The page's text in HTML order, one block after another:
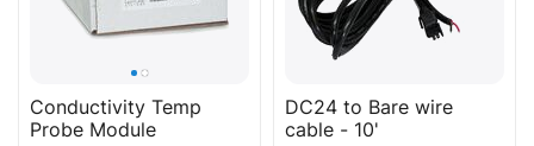
Conductivity Temp
Probe Module
DC24 to Bare wire
cable - 10'